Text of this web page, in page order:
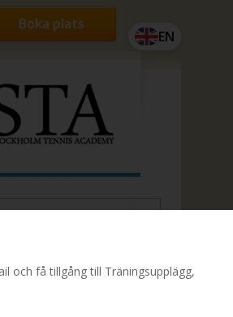
EN
Boka plats
och få tillgång till Träningsupplägg,